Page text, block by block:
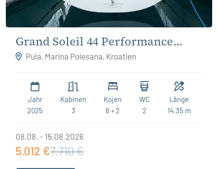
Grand Soleil 44 Performance
Destiny
Pula, Marina Polesana, Kroatien
Jahr
2025
Kabinen
3
Kojen
6 + 2
WC
2
Länge
14.35 m
08.08. - 15.08.2026
5.012 €7.710 €